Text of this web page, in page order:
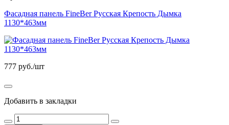
Фасадная панель FineBer Русская Крепость Дымка
1130*463мм
777 руб./шт
Добавить в закладки